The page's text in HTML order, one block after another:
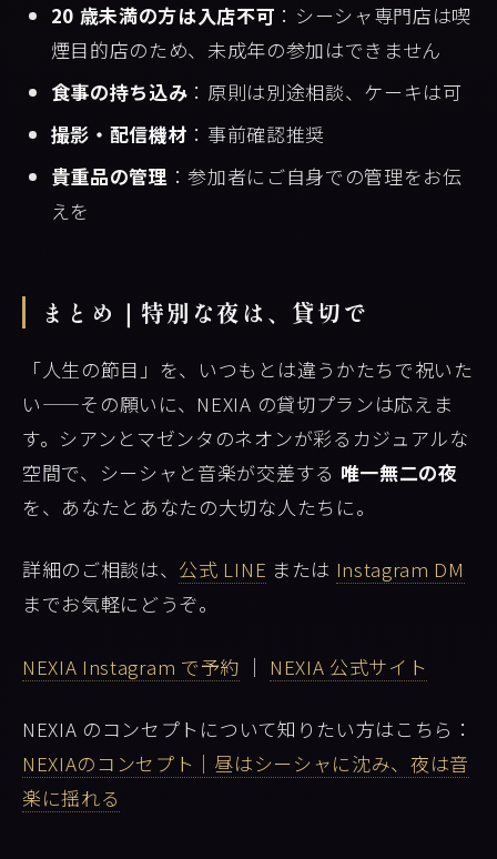
20 歳未満の方は入店不可 ：シーシャ専門店は喫
煙目的店のため、未成年の参加はできません
食事の持ち込み ：原則は別途相談、ケーキは可
撮影・配信機材 ：事前確認推奨
貴重品の管理 ：参加者にご自身での管理をお伝
えを
まとめ｜特別な夜は、貸切で
「人生の節目」を、いつもとは違うかたちで祝いた
い——その願いに、NEXIA の貸切プランは応えま
す。シアンとマゼンタのネオンが彩るカジュアルな
空間で、シーシャと音楽が交差する 唯一無二の夜
を、あなたとあなたの大切な人たちに。
詳細のご相談は、 公式 LINE または Instagram DM
までお気軽にどうぞ。
NEXIA Instagram で予約 ｜ NEXIA 公式サイト
NEXIA のコンセプトについて知りたい方はこちら：
NEXIAのコンセプト｜昼はシーシャに沈み、夜は音
楽に揺れる